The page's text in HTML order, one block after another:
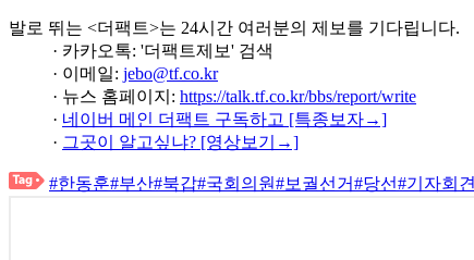
발로 뛰는 <더팩트>는 24시간 여러분의 제보를 기다립니다.
· 카카오톡: '더팩트제보' 검색
· 이메일: jebo@tf.co.kr
· 뉴스 홈페이지: https://talk.tf.co.kr/bbs/report/write
· 네이버 메인 더팩트 구독하고 [특종보자→]
· 그곳이 알고싶냐? [영상보기→]
#한동훈#부산#북갑#국회의원#보궐선거#당선#기자회견